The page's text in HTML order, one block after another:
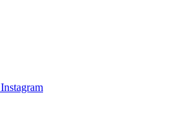
Instagram